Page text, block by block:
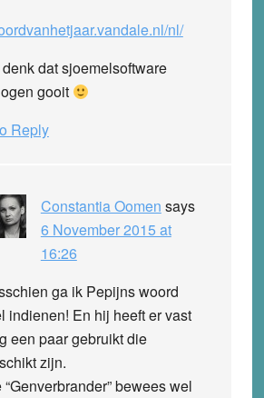
nl/
dat sjoemelsoftware
gooit
Reply
Constantia Oomen says
6 November 2015 at
16:26
ga ik Pepijns woord
indienen! En hij heeft er vast
een paar gebruikt die
zijn.
“Genverbrander” bewees wel